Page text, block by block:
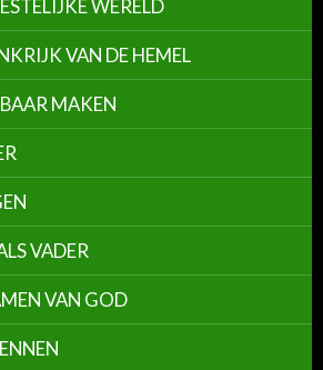
WERELD
VAN DE HEMEL
MAKEN
VADER
VAN GOD